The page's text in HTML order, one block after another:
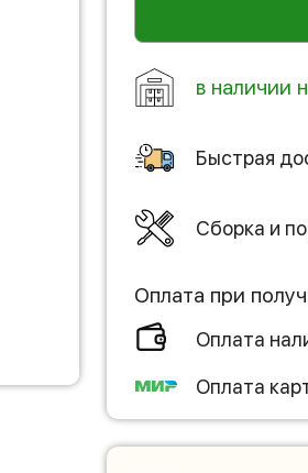
в наличии
Быстрая
Сборка и
Оплата при
Оплата
Оплата